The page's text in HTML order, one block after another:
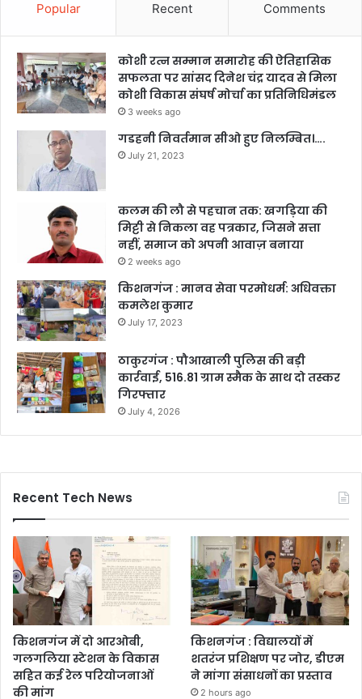
Popular Recent Comments
कोशी रत्न सम्मान समारोह की ऐतिहासिक
सफलता पर सांसद दिनेश चंद्र यादव से मिला
कोशी विकास संघर्ष मोर्चा का प्रतिनिधिमंडल
3 weeks ago
गडहनी निवर्तमान सीओ हुए निलम्बित।….
July 21, 2023
कलम की लौ से पहचान तक: खगड़िया की
मिट्टी से निकला वह पत्रकार, जिसने सत्ता
नहीं, समाज को अपनी आवाज़ बनाया
2 weeks ago
किशनगंज : मानव सेवा परमोधर्म: अधिवक्ता
कमलेश कुमार
July 17, 2023
ठाकुरगंज : पौआखाली पुलिस की बड़ी
कार्रवाई, 516.81 ग्राम स्मैक के साथ दो तस्कर
गिरफ्तार
July 4, 2026
Recent Tech News
किशनगंज में दो आरओबी,
गलगलिया स्टेशन के विकास
सहित कई रेल परियोजनाओं
की मांग
किशनगंज : विद्यालयों में
शतरंज प्रशिक्षण पर जोर, डीएम
ने मांगा संसाधनों का प्रस्ताव
2 hours ago